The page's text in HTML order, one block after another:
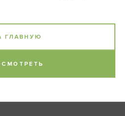
института рака.
ГЛАВНУЮ